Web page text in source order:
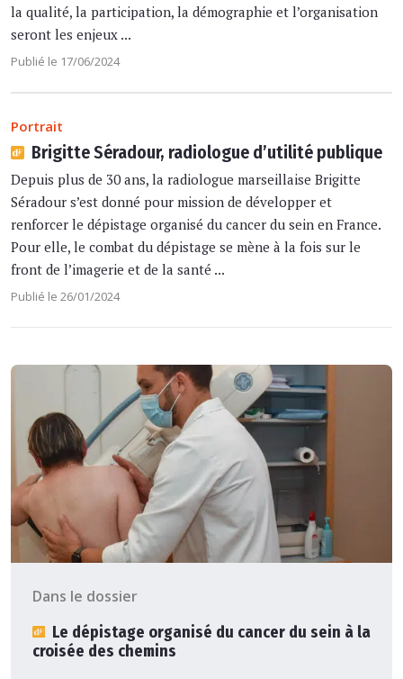
la qualité, la participation, la démographie et l’organisation
seront les enjeux ...
Publié le 17/06/2024
Portrait
Brigitte Séradour, radiologue d’utilité publique
Depuis plus de 30 ans, la radiologue marseillaise Brigitte
Séradour s’est donné pour mission de développer et
renforcer le dépistage organisé du cancer du sein en France.
Pour elle, le combat du dépistage se mène à la fois sur le
front de l’imagerie et de la santé ...
Publié le 26/01/2024
Dans le dossier
Le dépistage organisé du cancer du sein à la
croisée des chemins